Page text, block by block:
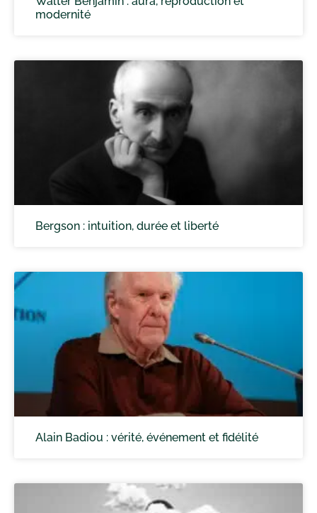
modernité
Bergson : intuition, durée et liberté
Alain Badiou : vérité, événement et fidélité